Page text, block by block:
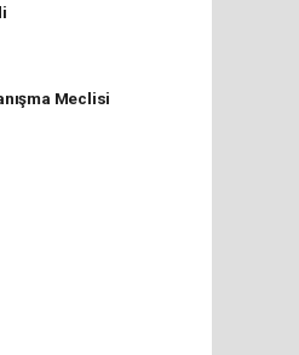
Meclisi